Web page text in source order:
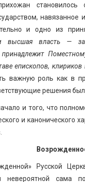
и одно из
высшая власть —
епископов, клириков
важную роль как в
решения
и того, что
и канонического
Русской
невероятной сама